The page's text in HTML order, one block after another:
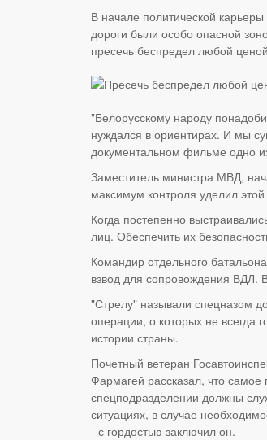
В начале политической
дороги были особо опасной
пресечь беспредел любой
"Белорусскому народу
нуждался в ориентирах. И мы
документальном фильме одно
Заместитель министра МВД,
максимум контроля уделил
Когда постепенно
лиц. Обеспечить их
Командир отдельного
взвод для сопровождения ВДЛ.
"Стрелу" называли спецназом
операции, о которых не всегда
истории страны.
Почетный ветеран
Фармагей рассказал, что
спецподразделении должны
ситуациях, в случае
- с гордостью заключил он.